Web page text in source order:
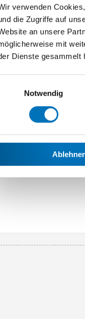
verwenden
die Zugriffe auf
an unsere
mit
Dienste gesammelt
Notwendig